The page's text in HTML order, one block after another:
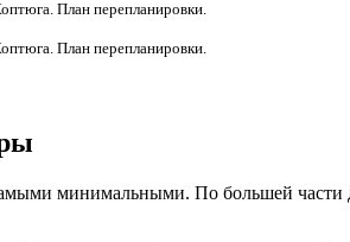
План перепланировки.
План перепланировки.
минимальными. По большей